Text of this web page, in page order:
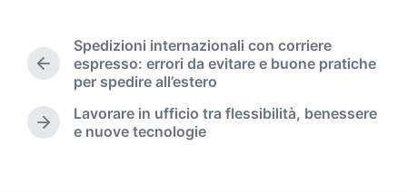
e
d
n
P
e
v
i
Spedizioni internazionali con corriere
espresso: errori da evitare e buone pratiche
per spedire all’estero
N
Lavorare in ufficio tra flessibilità, benessere
e nuove tecnologie